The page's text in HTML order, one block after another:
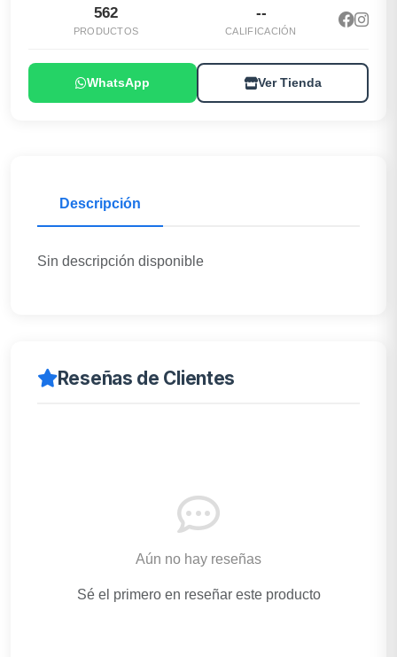
562
PRODUCTOS
--
CALIFICACIÓN
WhatsApp Ver Tienda
Descripción
Sin descripción disponible
Reseñas de Clientes
Aún no hay reseñas
Sé el primero en reseñar este producto